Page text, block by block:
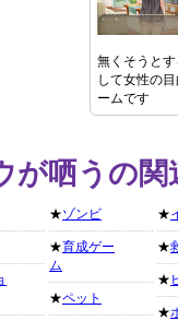
無くそうと
して女性の
ームです
が哂うの
★ゾンビ
★育成ゲー
ム
★ペット
★
★
★
★